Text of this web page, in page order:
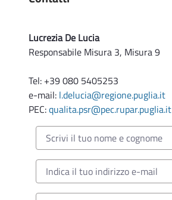
Lucrezia De Lucia
Responsabile Misura 3, Misura 9
Tel: +39 080 5405253
e-mail: l.delucia@regione.puglia.it
PEC:qualita.psr@pec.rupar.puglia.it